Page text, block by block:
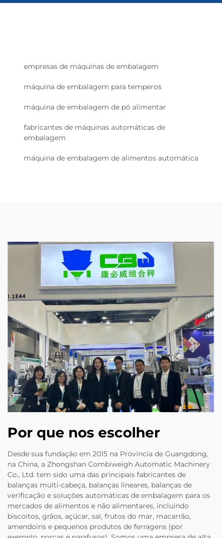
empresas de máquinas de embalagem
máquina de embalagem para temperos
máquina de embalagem de pó alimentar
fabricantes de máquinas automáticas de
embalagem
máquina de embalagem de alimentos automática
Por que nos escolher
Desde sua fundação em 2015 na Província de Guangdong,
na China, a Zhongshan Combiweigh Automatic Machinery
Co., Ltd. tem sido uma das principais fabricantes de
balanças multi-cabeça, balanças lineares, balanças de
verificação e soluções automáticas de embalagem para os
mercados de alimentos e não alimentares, incluindo
biscoitos, grãos, açúcar, sal, frutos do mar, macarrão,
amendoins e pequenos produtos de ferragens (por